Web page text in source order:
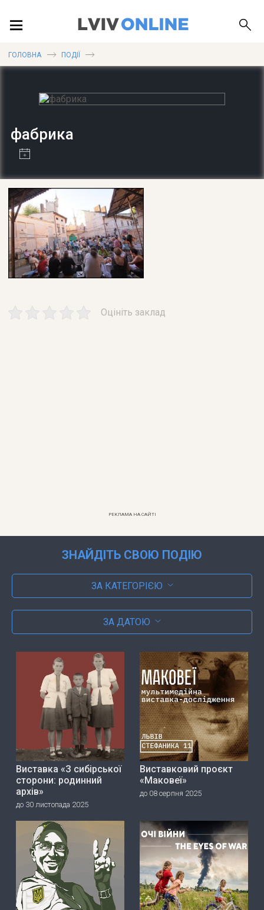
ПУБЛІКАЦІЇ
ДОВІДКА
ГОЛОВНА ПОДІЇ
фабрика
Оцініть заклад
РЕКЛАМА НА САЙТІ
ЗНАЙДІТЬ СВОЮ ПОДІЮ
ЗА КАТЕГОРІЄЮ
ЗА ДАТОЮ
Виставка «З сибірської
сторони: родинний
архів»
до 30 листопада 2025
Виставковий проєкт
«Маковеї»
до 08 серпня 2025